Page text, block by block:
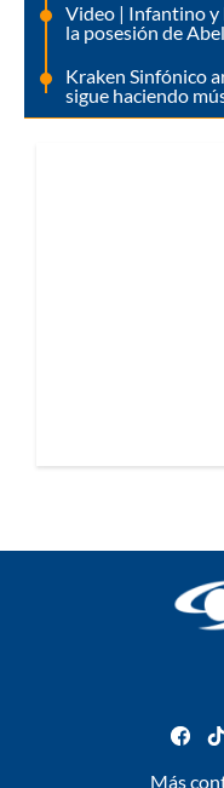
Video | Infantino y
la posesión de
Kraken Sinfónico
sigue haciendo
Más